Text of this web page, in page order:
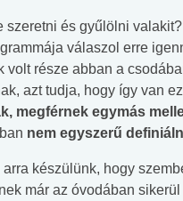
szeretni és gyűlölni
válaszol erre
volt része abban a
azt tudja, hogy így van
megférnek egymás
nem egyszerű
készülünk, hogy
már az óvodában